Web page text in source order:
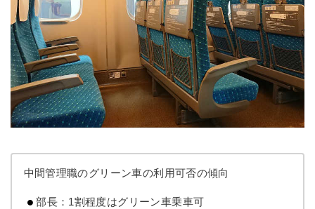
中間管理職のグリーン車の利用可否の傾向
部長：1割程度はグリーン車乗車可